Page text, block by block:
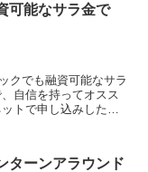
可能なサラ金で
クでも融資可能なサラ
自信を持ってオスス
トで申し込みした後
ターンアラウンド